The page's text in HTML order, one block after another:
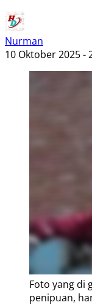
Nurman
10 Oktober 2025 -
Foto yang di
penipuan,